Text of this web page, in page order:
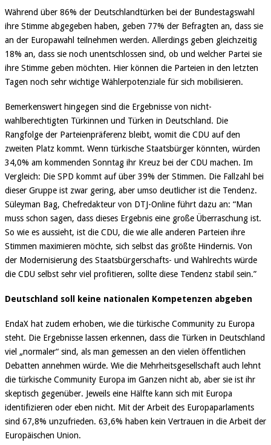
Während über 86% der Deutschlandtürken bei der Bundestagswahl
ihre Stimme abgegeben haben, geben 77% der Befragten an, dass sie
an der Europawahl teilnehmen werden. Allerdings geben gleichzeitig
18% an, dass sie noch unentschlossen sind, ob und welcher Partei sie
ihre Stimme geben möchten. Hier können die Parteien in den letzten
Tagen noch sehr wichtige Wählerpotenziale für sich mobilisieren.
Bemerkenswert hingegen sind die Ergebnisse von nicht-
wahlberechtigten Türkinnen und Türken in Deutschland. Die
Rangfolge der Parteienpräferenz bleibt, womit die CDU auf den
zweiten Platz kommt. Wenn türkische Staatsbürger könnten, würden
34,0% am kommenden Sonntag ihr Kreuz bei der CDU machen. Im
Vergleich: Die SPD kommt auf über 39% der Stimmen. Die Fallzahl bei
dieser Gruppe ist zwar gering, aber umso deutlicher ist die Tendenz.
Süleyman Bag, Chefredakteur von DTJ-Online führt dazu an: “Man
muss schon sagen, dass dieses Ergebnis eine große Überraschung ist.
So wie es aussieht, ist die CDU, die wie alle anderen Parteien ihre
Stimmen maximieren möchte, sich selbst das größte Hindernis. Von
der Modernisierung des Staatsbürgerschafts- und Wahlrechts würde
die CDU selbst sehr viel profitieren, sollte diese Tendenz stabil sein.”
Deutschland soll keine nationalen Kompetenzen abgeben
EndaX hat zudem erhoben, wie die türkische Community zu Europa
steht. Die Ergebnisse lassen erkennen, dass die Türken in Deutschland
viel „normaler“ sind, als man gemessen an den vielen öffentlichen
Debatten annehmen würde. Wie die Mehrheitsgesellschaft auch lehnt
die türkische Community Europa im Ganzen nicht ab, aber sie ist ihr
skeptisch gegenüber. Jeweils eine Hälfte kann sich mit Europa
identifizieren oder eben nicht. Mit der Arbeit des Europaparlaments
sind 67,8% unzufrieden. 63,6% haben kein Vertrauen in die Arbeit der
Europäischen Union.